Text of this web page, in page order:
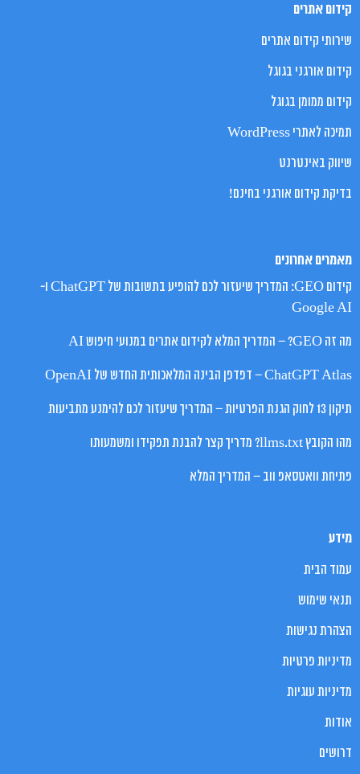
קידום אתרים
שירותי קידום אתרים
קידום אורגני בגוגל
קידום ממומן בגוגל
תמיכה לאתרי WordPress
שיווק באינטרנט
בדיקת קידום אורגני בחינם!
מאמרים אחרונים
קידום GEO: המדריך שיעזור לכם להופיע בתשובות של ChatGPT ו-
Google AI
מה זה GEO? – המדריך המלא לקידום אתרים במנועי חיפוש AI
ChatGPT Atlas – דפדפן הבינה המלאכותית החדש של OpenAI
תיקון 13 לחוק הגנת הפרטיות – המדריך שיעזור לכם להימנע מתביעות
מהו הקובץ llms.txt? מדריך קצר להבנת תפקידו ומשמעותו
פתיחת וואטסאפ ווב – המדריך המלא
מידע
עמוד הבית
תנאי שימוש
הצהרת נגישות
מדיניות פרטיות
מדיניות עוגיות
אודות
דרושים